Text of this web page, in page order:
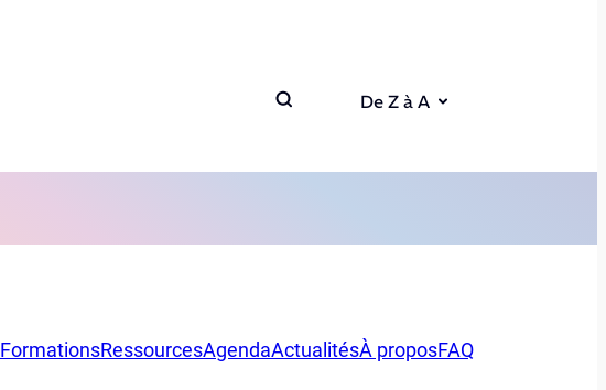
De Z à A
FormationsRessourcesAgendaActualitésÀ proposFAQ